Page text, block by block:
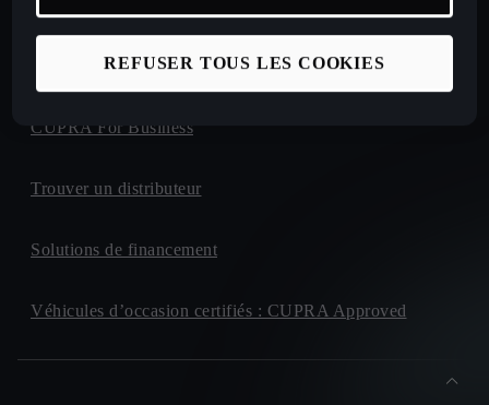
Nos offres LLD Business
CUPRA For Business
Trouver un distributeur
Solutions de financement
Véhicules d’occasion certifiés : CUPRA Approved
REFUSER TOUS LES COOKIES